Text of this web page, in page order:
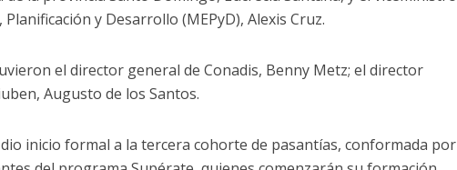
Planificación y Desarrollo (MEPyD), Alexis Cruz.
el director general de Conadis, Benny Metz; el director
Augusto de los Santos.
dio inicio formal a la tercera cohorte de pasantías, conformada por